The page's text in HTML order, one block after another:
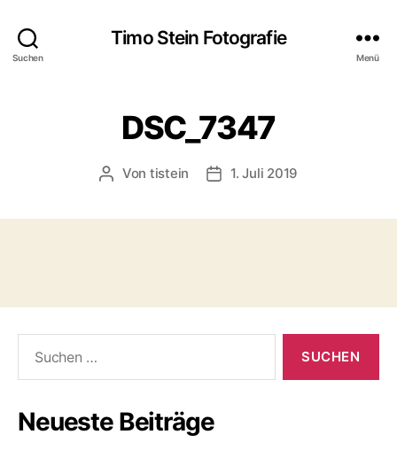
Suchen
Timo Stein Fotografie
Menü
DSC_7347
Beitragsautor
Von tistein Veröffentlichungsdatum
1. Juli 2019
nach:
Neueste Beiträge